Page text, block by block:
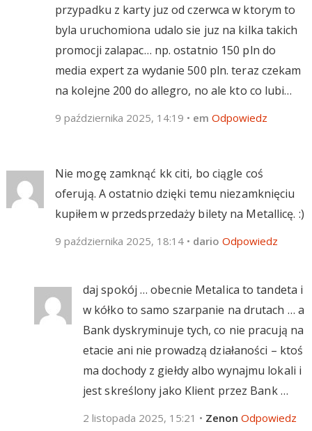
przypadku z karty juz od czerwca w ktorym to
byla uruchomiona udalo sie juz na kilka takich
promocji zalapac… np. ostatnio 150 pln do
media expert za wydanie 500 pln. teraz czekam
na kolejne 200 do allegro, no ale kto co lubi…
9 października 2025, 14:19 • em Odpowiedz
Nie mogę zamknąć kk citi, bo ciągle coś
oferują. A ostatnio dzięki temu niezamknięciu
kupiłem w przedsprzedaży bilety na Metallicę. :)
9 października 2025, 18:14 • dario Odpowiedz
daj spokój … obecnie Metalica to tandeta i
w kółko to samo szarpanie na drutach … a
Bank dyskryminuje tych, co nie pracują na
etacie ani nie prowadzą działaności – ktoś
ma dochody z giełdy albo wynajmu lokali i
jest skreślony jako Klient przez Bank …
2 listopada 2025, 15:21 • Zenon Odpowiedz